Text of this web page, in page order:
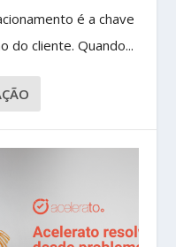
é a chave
do cliente. Quando...